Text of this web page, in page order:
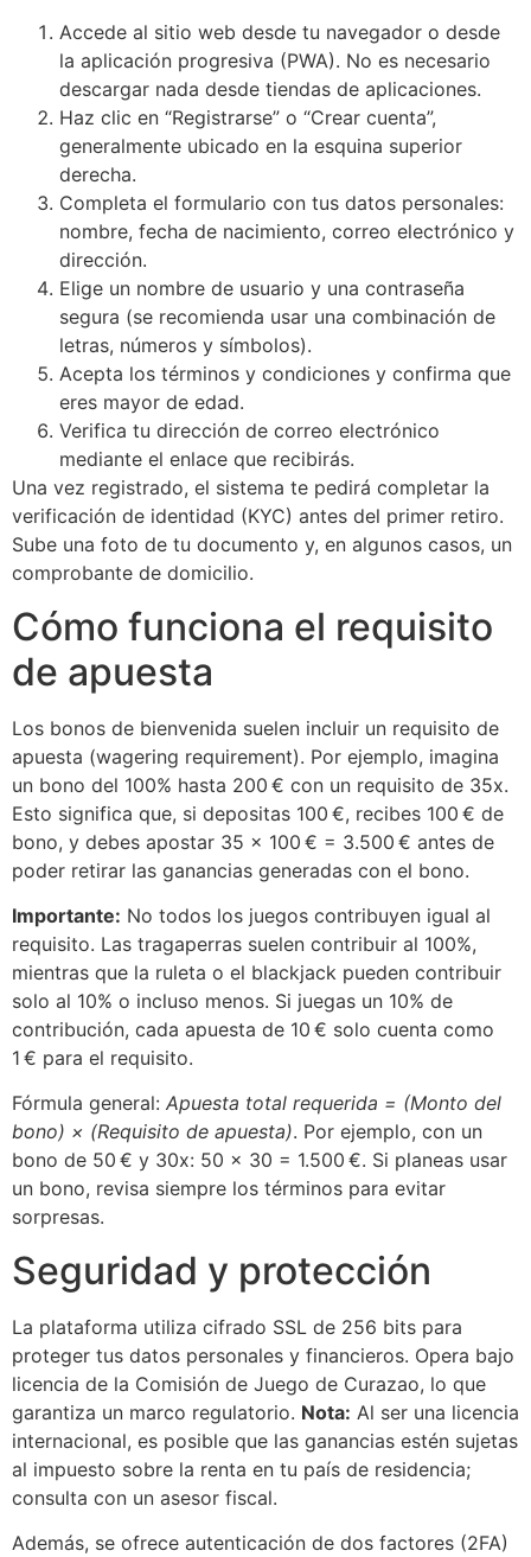
Accede al sitio web desde tu navegador o desde
la aplicación progresiva (PWA). No es necesario
descargar nada desde tiendas de aplicaciones.
Haz clic en “Registrarse” o “Crear cuenta”,
generalmente ubicado en la esquina superior
derecha.
Completa el formulario con tus datos personales:
nombre, fecha de nacimiento, correo electrónico y
dirección.
Elige un nombre de usuario y una contraseña
segura (se recomienda usar una combinación de
letras, números y símbolos).
Acepta los términos y condiciones y confirma que
eres mayor de edad.
Verifica tu dirección de correo electrónico
mediante el enlace que recibirás.
Una vez registrado, el sistema te pedirá completar la
verificación de identidad (KYC) antes del primer retiro.
Sube una foto de tu documento y, en algunos casos, un
comprobante de domicilio.
Cómo funciona el requisito
de apuesta
Los bonos de bienvenida suelen incluir un requisito de
apuesta (wagering requirement). Por ejemplo, imagina
un bono del 100% hasta 200 € con un requisito de 35x.
Esto significa que, si depositas 100 €, recibes 100 € de
bono, y debes apostar 35 × 100 € = 3.500 € antes de
poder retirar las ganancias generadas con el bono.
Importante: No todos los juegos contribuyen igual al
requisito. Las tragaperras suelen contribuir al 100%,
mientras que la ruleta o el blackjack pueden contribuir
solo al 10% o incluso menos. Si juegas un 10% de
contribución, cada apuesta de 10 € solo cuenta como
1 € para el requisito.
Fórmula general: Apuesta total requerida = (Monto del
bono) × (Requisito de apuesta). Por ejemplo, con un
bono de 50 € y 30x: 50 × 30 = 1.500 €. Si planeas usar
un bono, revisa siempre los términos para evitar
sorpresas.
Seguridad y protección
La plataforma utiliza cifrado SSL de 256 bits para
proteger tus datos personales y financieros. Opera bajo
licencia de la Comisión de Juego de Curazao, lo que
garantiza un marco regulatorio. Nota: Al ser una licencia
internacional, es posible que las ganancias estén sujetas
al impuesto sobre la renta en tu país de residencia;
consulta con un asesor fiscal.
Además, se ofrece autenticación de dos factores (2FA)